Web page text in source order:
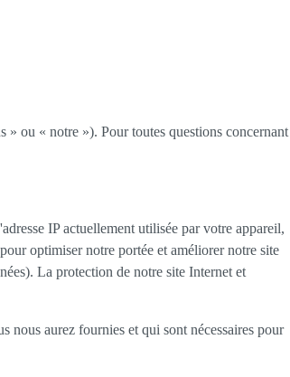
» ou « notre »). Pour toutes questions concernant
IP actuellement utilisée par votre appareil,
optimiser notre portée et améliorer notre site
La protection de notre site Internet et
nous aurez fournies et qui sont nécessaires pour